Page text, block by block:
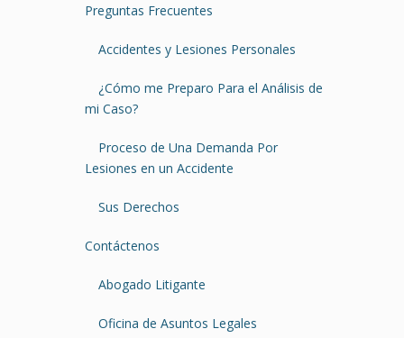
Preguntas Frecuentes
Accidentes y Lesiones Personales
¿Cómo me Preparo Para el Análisis de
mi Caso?
Proceso de Una Demanda Por
Lesiones en un Accidente
Sus Derechos
Contáctenos
Abogado Litigante
Oficina de Asuntos Legales